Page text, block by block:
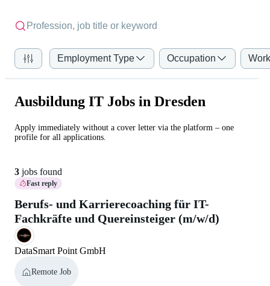
Employment Type Occupation
Ausbildung IT Jobs in Dresden
Apply immediately without a cover letter via the platform – one
profile for all applications.
3 jobs found
Fast reply
Berufs- und Karrierecoaching für IT-
Fachkräfte und Quereinsteiger (m/w/d)
DataSmart Point GmbH
Remote Job